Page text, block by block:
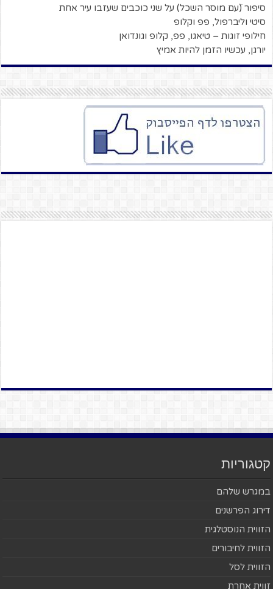
סיפור ׁ(עם מוסר השכל) על שני כוכבים שעזבו עיר אחת
סיטי וליברפול, פפ וקלופ
חילופי זוגות – טיאגו, פפ, קלופ וגונדואן
יורגן, עכשיו הזמן להיות אמיץ
קטגוריות
במגרש שלהם
דירוג הפרשנים
הזווית הנוסטלגית
הזווית לחיבורים
הזווית לסל
זווית אחרת